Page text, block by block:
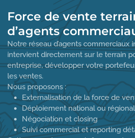
Force de vente
d’agents
Notre réseau d’agents commerciaux
intervient directement sur le terrain
entreprise, développer votre
les ventes.
Nous proposons :
Externalisation de la force de
Déploiement national ou régional
Négociation et closing
Suivi commercial et reporting